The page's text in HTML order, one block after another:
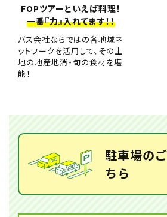
FOPツアーといえば料理！
一番『力』入れてます！！
バス会社ならではの各地域ネ
ットワークを活用して、その土
地の地産地消・旬の食材を堪
能！
駐車場の
ちら